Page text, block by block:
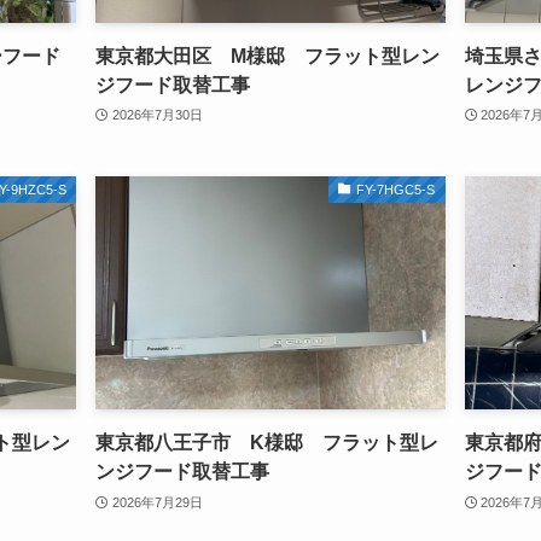
ード
東京都大田区 M様邸 フラット型レン
ジフード取替工事
2026年7月30日
埼玉県
レンジ
2026年7
9HZC5-S
型レン
FY-7HGC5-S
東京都八王子市 K様邸 フラット型レ
ンジフード取替工事
2026年7月29日
東京都
ジフー
2026年7